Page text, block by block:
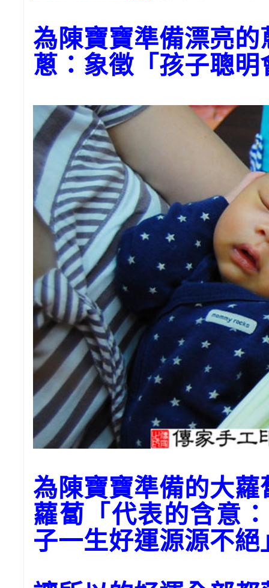
為陳寶寶準備漂亮的
蔥：象徵「孩子聰明
為陳寶寶準備的大
蘿蔔「代表的含意
子一生好運源源不絕